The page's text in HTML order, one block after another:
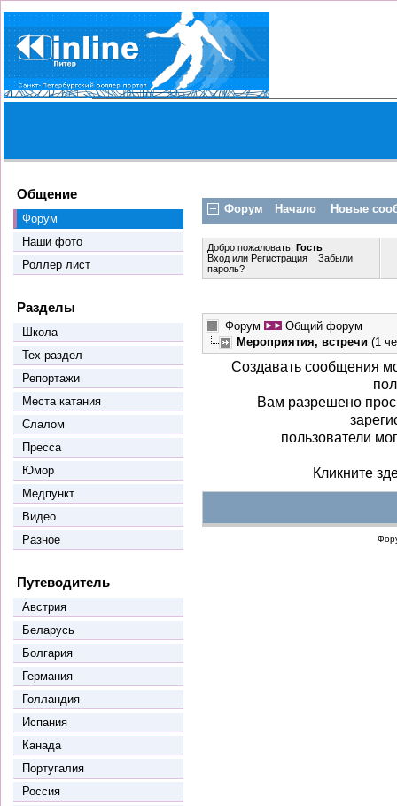
Общение
Форум
Наши фото
Роллер лист
Разделы
Школа
Тех-раздел
Репортажи
Места катания
Слалом
Пресса
Юмор
Медпункт
Видео
Разное
Путеводитель
Австрия
Беларусь
Болгария
Германия
Голландия
Испания
Канада
Португалия
Россия
Форум Начало Новые
Добро пожаловать,Гость
Входили Регистрация
Забыли
пароль?
Форум
Общий форум
Мероприятия, встречи(1
Создавать сообщения
Вам разрешено
пользователи
Кликните